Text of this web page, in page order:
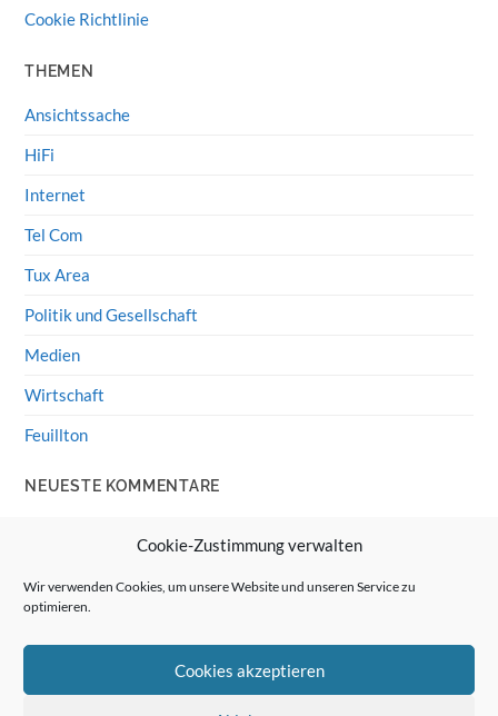
Cookie-Zustimmung verwalten
Wir verwenden Cookies, um unsere Website und unseren Service zu
optimieren.
Cookies akzeptieren
Cookie Richtlinie
THEMEN
Ansichtssache
HiFi
Internet
Tel Com
Tux Area
Politik und Gesellschaft
Medien
Wirtschaft
Feuillton
NEUESTE KOMMENTARE
Wolff von Rechenberg
Linux Mint: Google Drive integrieren
HiFi-Klassiker: Celestion 3